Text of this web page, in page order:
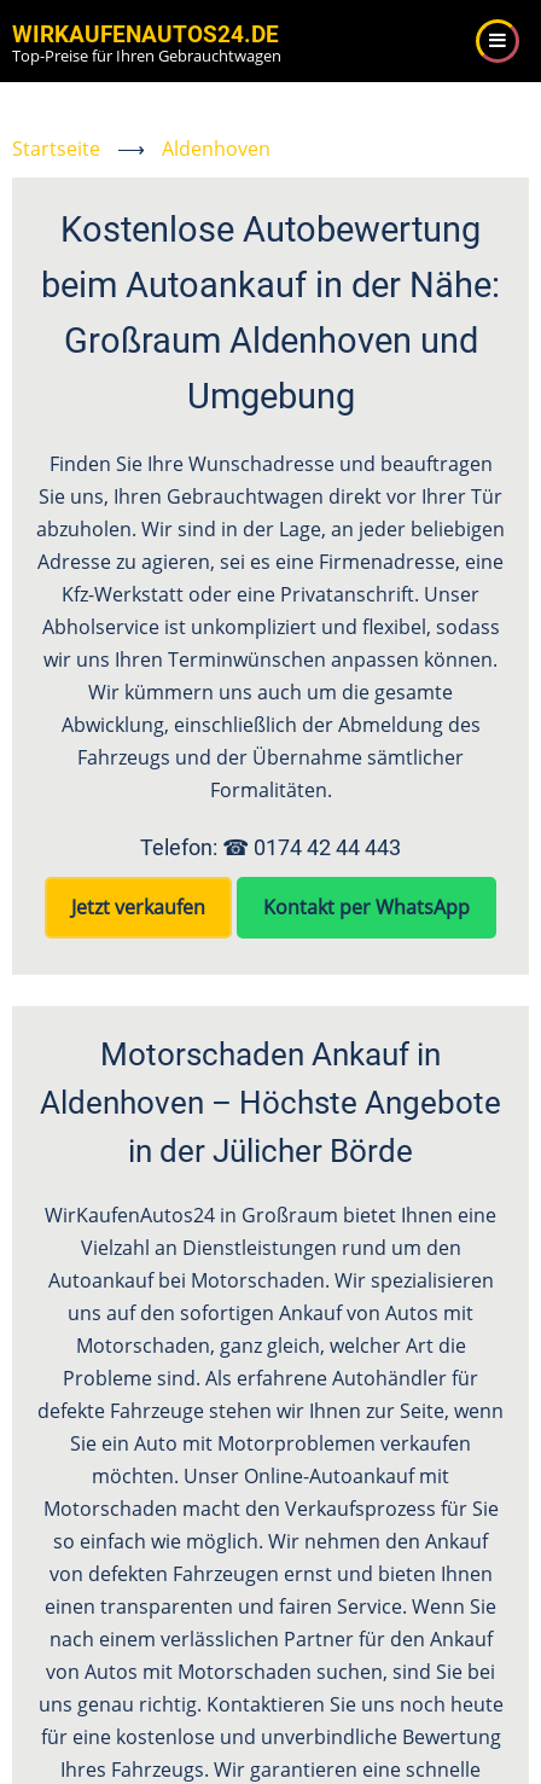
zum
Inhalt
WIRKAUFENAUTOS24.DE
Top-Preise für Ihren Gebrauchtwagen
Startseite ⟶ Aldenhoven
Kostenlose Autobewertung
beim Autoankauf in der Nähe:
Großraum Aldenhoven und
Umgebung
Finden Sie Ihre Wunschadresse und beauftragen
Sie uns, Ihren Gebrauchtwagen direkt vor Ihrer Tür
abzuholen. Wir sind in der Lage, an jeder beliebigen
Adresse zu agieren, sei es eine Firmenadresse, eine
Kfz-Werkstatt oder eine Privatanschrift. Unser
Abholservice ist unkompliziert und flexibel, sodass
wir uns Ihren Terminwünschen anpassen können.
Wir kümmern uns auch um die gesamte
Abwicklung, einschließlich der Abmeldung des
Fahrzeugs und der Übernahme sämtlicher
Formalitäten.
Telefon: ☎ 0174 42 44 443
Jetzt verkaufen Kontakt per WhatsApp
Motorschaden Ankauf in
Aldenhoven – Höchste Angebote
in der Jülicher Börde
WirKaufenAutos24 in Großraum bietet Ihnen eine
Vielzahl an Dienstleistungen rund um den
Autoankauf bei Motorschaden. Wir spezialisieren
uns auf den sofortigen Ankauf von Autos mit
Motorschaden, ganz gleich, welcher Art die
Probleme sind. Als erfahrene Autohändler für
defekte Fahrzeuge stehen wir Ihnen zur Seite, wenn
Sie ein Auto mit Motorproblemen verkaufen
möchten. Unser Online-Autoankauf mit
Motorschaden macht den Verkaufsprozess für Sie
so einfach wie möglich. Wir nehmen den Ankauf
von defekten Fahrzeugen ernst und bieten Ihnen
einen transparenten und fairen Service. Wenn Sie
nach einem verlässlichen Partner für den Ankauf
von Autos mit Motorschaden suchen, sind Sie bei
uns genau richtig. Kontaktieren Sie uns noch heute
für eine kostenlose und unverbindliche Bewertung
Ihres Fahrzeugs. Wir garantieren eine schnelle